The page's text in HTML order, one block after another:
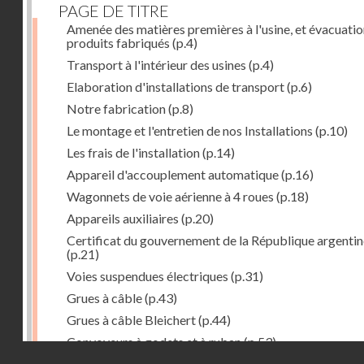
PAGE DE TITRE
Amenée des matières premières à l'usine, et
produits fabriqués (p.4)
Transport à l'intérieur des usines (p.4)
Elaboration d'installations de transport(p.6)
Notre fabrication(p.8)
Le montage et l'entretien de nos Installations (p.10)
Les frais de l'installation(p.14)
Appareil d'accouplement automatique(p.16)
Wagonnets de voie aérienne à 4 roues (p.18)
Appareils auxiliaires (p.20)
Certificat du gouvernement de la République
(p.21)
Voies suspendues électriques (p.31)
Grues à câble(p.43)
Grues à câble Bleichert(p.44)
Convoyeurs à godets et à ruban(p.53)